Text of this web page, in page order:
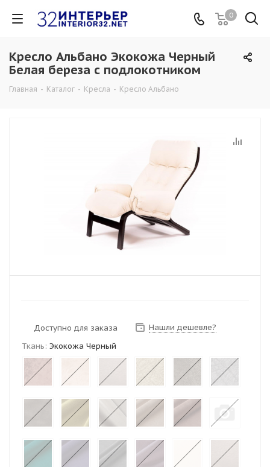
0
Кресло Альбано Экокожа Черный
Белая береза с подлокотником
Главная - Каталог - Кресла - Кресло Альбано
Доступно для заказа
Нашли дешевле?
Ткань: Экокожа Черный